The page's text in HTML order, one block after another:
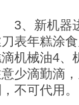
、新机器进
表年糕涂
机械油4、
少滴勤滴
不可代用。